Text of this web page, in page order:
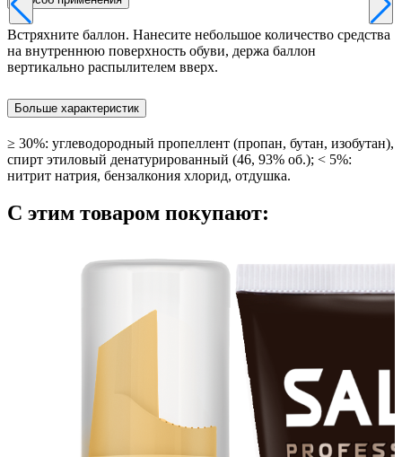
Встряхните баллон. Нанесите небольшое количество средства
на внутреннюю поверхность обуви, держа баллон
вертикально распылителем вверх.
Больше характеристик
≥ 30%: углеводородный пропеллент (пропан, бутан, изобутан),
спирт этиловый денатурированный (46, 93% об.); < 5%:
нитрит натрия, бензалкония хлорид, отдушка.
С этим товаром покупают: